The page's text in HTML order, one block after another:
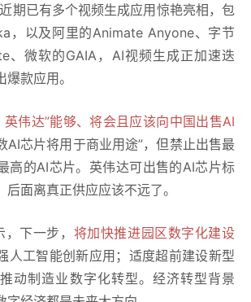
近期已有多个视频生成应用惊艳亮相，包
，以及阿里的Animate Anyone、字节
、微软的GAIA，AI视频生成正加速迭
爆款应用。
英伟达”能够、将会且应该向中国出售AI
AI芯片将用于商业用途”，但禁止出售最
高的AI芯片。英伟达可出售的AI芯片标
后面离真正供应应该不远了。
下一步， 将加快推进园区数字化建设
人工智能创新应用；适度超前建设新型
动制造业数字化转型。经济转型背景